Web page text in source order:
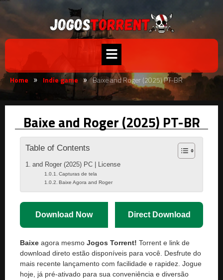
Home » Indie game » Baixe and Roger (2025) PT-BR
Baixe and Roger (2025) PT-BR
Table of Contents
and Roger (2025) PC | License
Capturas de tela
Baixe Agora and Roger
Download Now Direct Download
Baixe agora mesmo Jogos Torrent! Torrent e link de
download direto estão disponíveis para você. Desfrute do
mais recente lançamento com facilidade e rapidez. Jogue
hoje, já pré-ativado para sua conveniência e diversão